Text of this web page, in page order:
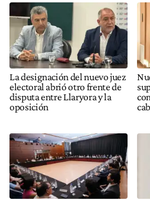
La designación del nuevo juez
electoral abrió otro frente de
disputa entre Llaryora y la
oposición